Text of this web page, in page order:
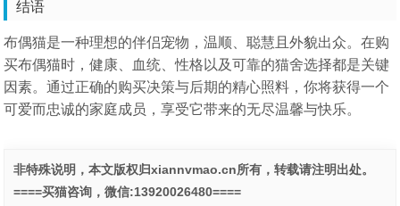
结语
布偶猫是一种理想的伴侣宠物，温顺、聪慧且外貌出众。在购
买布偶猫时，健康、血统、性格以及可靠的猫舍选择都是关键
因素。通过正确的购买决策与后期的精心照料，你将获得一个
可爱而忠诚的家庭成员，享受它带来的无尽温馨与快乐。
非特殊说明，本文版权归xiannvmao.cn所有，转载请注明出处。
====买猫咨询，微信:13920026480====